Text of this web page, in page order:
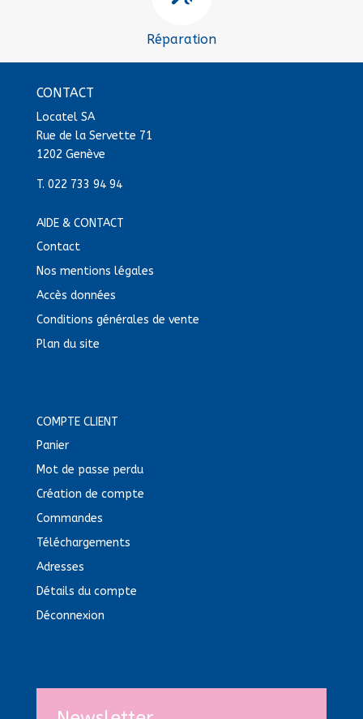
Réparation
CONTACT
Locatel SA
Rue de la Servette 71
1202 Genève
T. 022 733 94 94
AIDE & CONTACT
Contact
Nos mentions légales
Accès données
Conditions générales de vente
Plan du site
COMPTE CLIENT
Panier
Mot de passe perdu
Création de compte
Commandes
Téléchargements
Adresses
Détails du compte
Déconnexion